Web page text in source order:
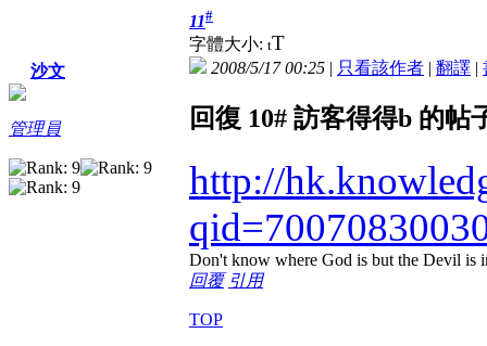
沙文
管理員
11#
字體大小: tT
2008/5/17 00:25 | 只看該作者 | 翻譯 |
回復 10# 訪客得得b 的帖
http://
Don't know where God is but the Devil is
回覆 引用
TOP